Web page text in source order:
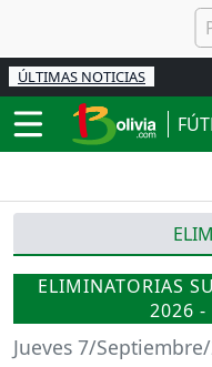
ÚLTIMAS NOTICIAS
ELIMINATORIAS
2026 -
Jueves 7/